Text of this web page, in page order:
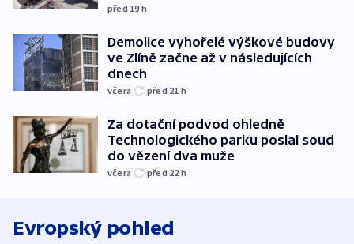
před 19 h
Demolice vyhořelé výškové budovy
ve Zlíně začne až v následujících
dnech
včera před 21 h
Za dotační podvod ohledně
Technologického parku poslal soud
do vězení dva muže
včera před 22 h
Evropský pohled